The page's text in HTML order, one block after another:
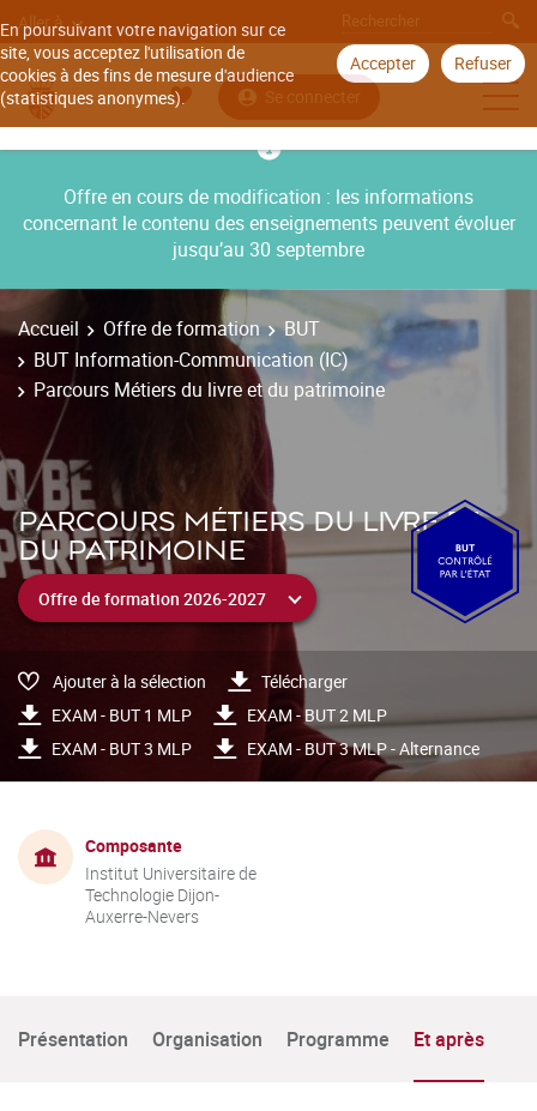
En poursuivant votre navigation sur ce
site, vous acceptez l'utilisation de
cookies à des fins de mesure d'audience
(statistiques anonymes).
Accepter Refuser
Aller à
Se connecter
Offre en cours de modification : les informations
concernant le contenu des enseignements peuvent évoluer
jusqu’au 30 septembre
Accueil Offre de formation
BUT
BUT Information-Communication (IC)
Parcours Métiers du livre et du patrimoine
PARCOURS MÉTIERS DU LIVRE ET
DU PATRIMOINE
Ajouter à la sélection
Télécharger
EXAM - BUT 1 MLP
EXAM - BUT 2 MLP
EXAM - BUT 3 MLP
EXAM - BUT 3 MLP - Alternance
Composante
Institut Universitaire de
Technologie Dijon-
Auxerre-Nevers
Présentation Organisation Programme Et après